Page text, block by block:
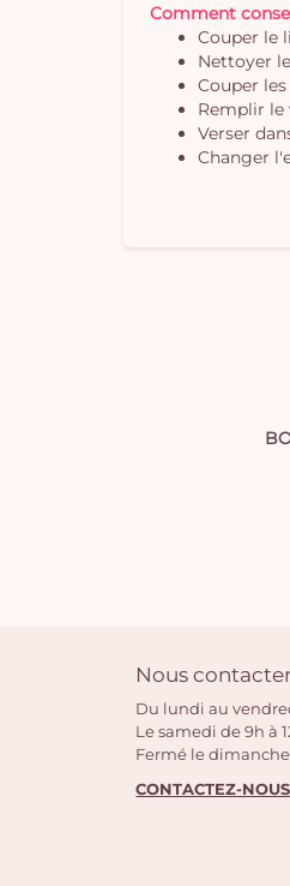
Comment
Couper le
Nettoyer
Couper
Remplir le
Verser
Changer
Nous
Du lundi au
Le samedi de 9h à
Fermé le
CONTACTEZ-NOUS